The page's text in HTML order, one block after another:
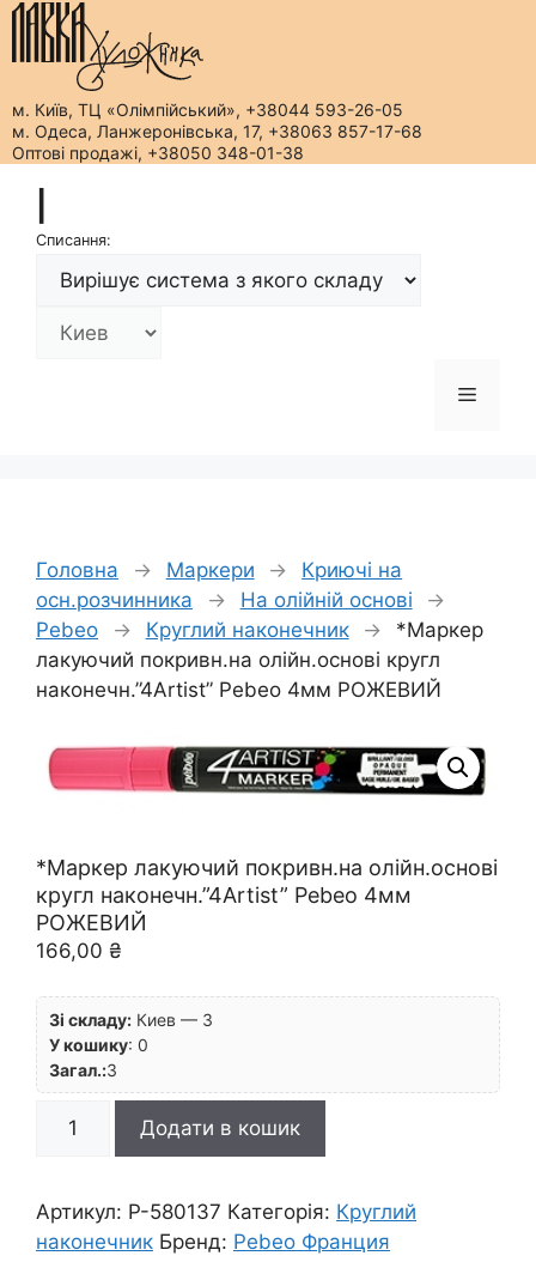
м. Київ, ТЦ «Олімпійський», +38044 593-26-05
м. Одеса, Ланжеронівська, 17, +38063 857-17-68
Оптові продажі, +38050 348-01-38
вмістуСписання:
Меню
Головна → Маркери →
Криючі на
осн.розчинника
→ На олійній основі
→
Pebeo
→ Круглий наконечник →
*Маркер
лакуючий покривн.на олійн.основі кругл
наконечн.”4Artist” Pebeo 4мм РОЖЕВИЙ
*Маркер лакуючий покривн.на олійн.основі
кругл наконечн.”4Artist” Pebeo 4мм
РОЖЕВИЙ
166,00 ₴
Зі складу: Киев — 3
У кошику: 0
Загал.:3
*Маркер
олійн.основі
кругл
Додати в кошик
Артикул: P-580137 Категорія: Круглий
наконечник Бренд: Pebeo Франция